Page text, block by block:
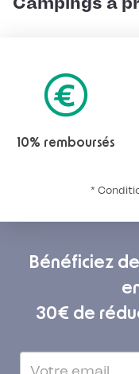
10% remboursés
*
Bénéficiez
30€ de